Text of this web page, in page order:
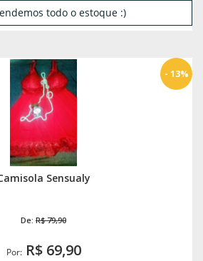
todo o estoque :)
Sensualy
De: R$ 79,90
Por:R$ 69,90
- 13%